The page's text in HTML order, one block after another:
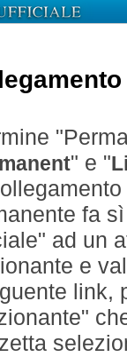
" e "
fa
ad un
e
link,